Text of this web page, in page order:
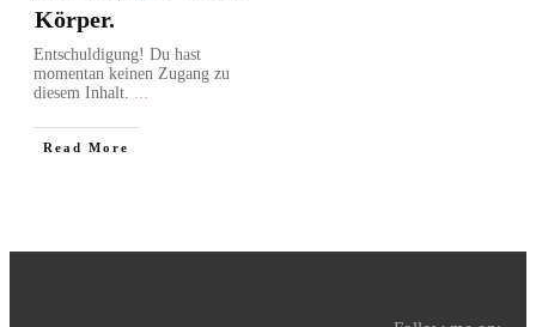
Körper.
Entschuldigung! Du hast
momentan keinen Zugang zu
diesem Inhalt. ...
Read More